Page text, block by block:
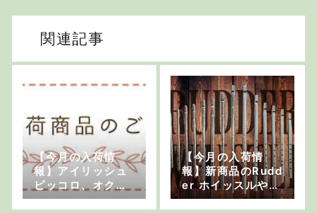
関連記事
【今月の入荷情
報】アイリッシュ
ピッコロ、オクタ
ーブマンドリン、
【今月の入荷情
報】新商品のRudd
er ホイッスルやコ
ンサーティーナ、